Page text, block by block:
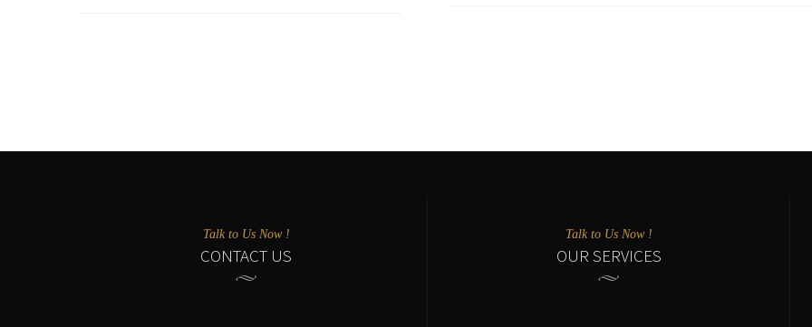
Talk to Us Now !
CONTACT US
Talk to Us Now !
OUR SERVICES